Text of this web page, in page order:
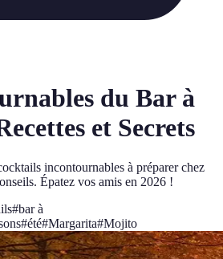
du Bar à
et Secrets
incontournables à préparer chez
Épatez vos amis en 2026 !
#bar à
#été#Margarita#Mojito